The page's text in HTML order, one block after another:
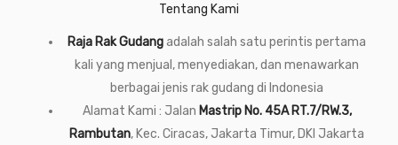
Tentang Kami
Raja Rak Gudangadalah salah satu perintis pertama
kali yang menjual, menyediakan, dan menawarkan
berbagai jenis rak gudang di Indonesia
Alamat Kami : Jalan Mastrip No. 45A RT.7/RW.3,
Rambutan, Kec. Ciracas, Jakarta Timur, DKI Jakarta